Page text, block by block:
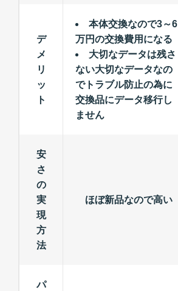
デ
メ
リ
ッ
ト
本体交換なので3～6
万円の交換費用になる
大切なデータは残さ
ない大切なデータなの
でトラブル防止の為に
交換品にデータ移行し
ません
安
さ
の
実
現
方
法
ほぼ新品なので高い
パ